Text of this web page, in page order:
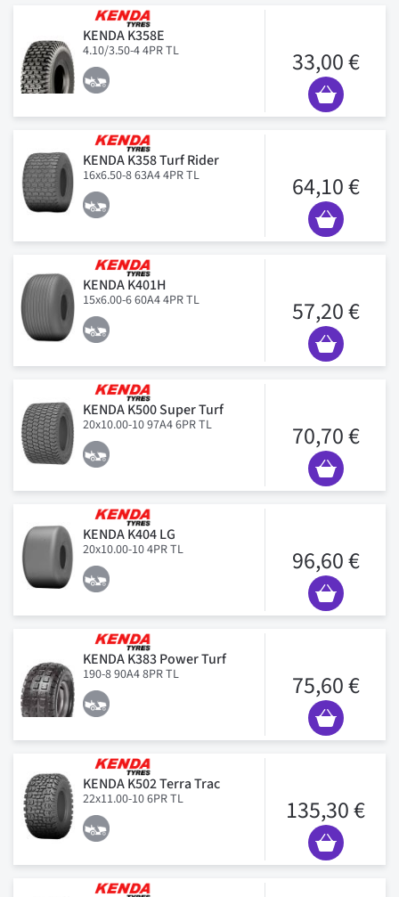
KENDA K358E
4.10/3.50-4 4PR TL 33,00 €
KENDA K358 Turf Rider
16x6.50-8 63A4 4PR TL 64,10 €
KENDA K401H
15x6.00-6 60A4 4PR TL 57,20 €
KENDA K500 Super Turf
20x10.00-10 97A4 6PR TL 70,70 €
KENDA K404 LG
20x10.00-10 4PR TL 96,60 €
KENDA K383 Power Turf
190-8 90A4 8PR TL 75,60 €
KENDA K502 Terra Trac
22x11.00-10 6PR TL 135,30 €